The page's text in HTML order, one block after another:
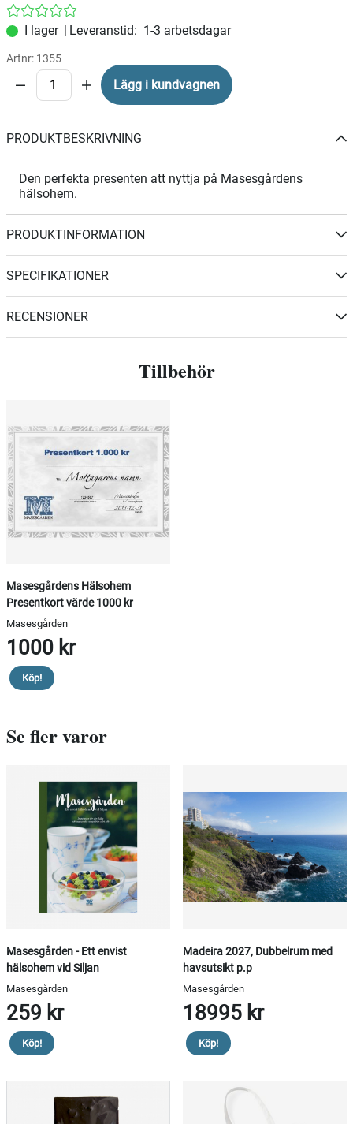
| Leveranstid: 1-3 arbetsdagar
Artnr: 1355
Lägg i kundvagnen
PRODUKTBESKRIVNING
Den perfekta presenten att nyttja på Masesgårdens
hälsohem.
PRODUKTINFORMATION
SPECIFIKATIONER
RECENSIONER
Tillbehör
Masesgårdens Hälsohem
Presentkort värde 1000 kr
Masesgården
1000 kr
Köp!
Se fler varor
Masesgården - Ett envist
hälsohem vid Siljan
Masesgården
259 kr
Köp!
Madeira 2027, Dubbelrum med
havsutsikt p.p
Masesgården
18995 kr
Köp!